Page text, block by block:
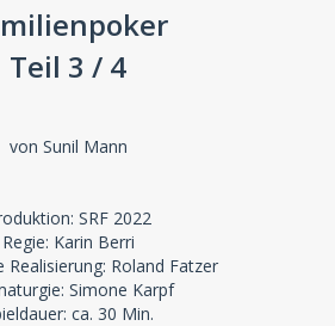
Teil 3 / 4
von Sunil Mann
SRF 2022
Regie: Karin Berri
Realisierung: Roland Fatzer
Simone Karpf
ca. 30 Min.